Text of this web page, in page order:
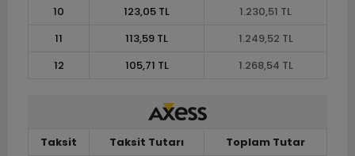
10
123,05 TL
1.230,51 TL
11
113,59 TL
1.249,52 TL
12
105,71 TL 1.268,54 TL
Taksit Taksit Tutarı
Toplam Tutar